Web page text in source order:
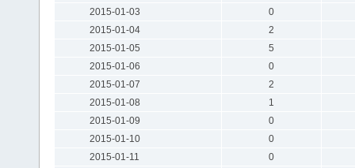
2015-01-03
0
2015-01-04
2
2015-01-05
5
2015-01-06
0
2015-01-07
2
2015-01-08
1
2015-01-09
0
2015-01-10
0
2015-01-11
0